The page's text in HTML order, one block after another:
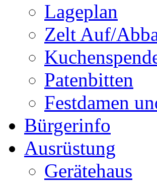
Lageplan
Zelt Auf/
Patenbitten
Festdamen
Bürgerinfo
Ausrüstung
Gerätehaus